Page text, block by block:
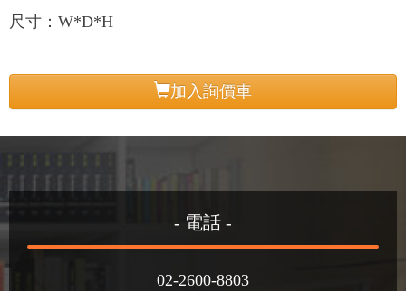
尺寸：W*D*H
加入詢價車
- 電話 -
02-2600-8803